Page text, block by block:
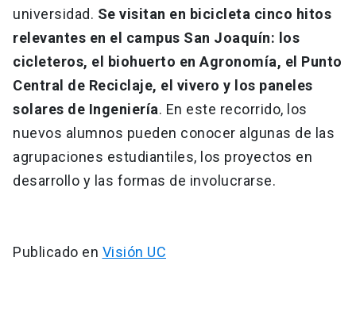
universidad. Se visitan en bicicleta cinco hitos
relevantes en el campus San Joaquín: los
cicleteros, el biohuerto en Agronomía, el Punto
Central de Reciclaje, el vivero y los paneles
solares de Ingeniería. En este recorrido, los
nuevos alumnos pueden conocer algunas de las
agrupaciones estudiantiles, los proyectos en
desarrollo y las formas de involucrarse.
Publicado en Visión UC